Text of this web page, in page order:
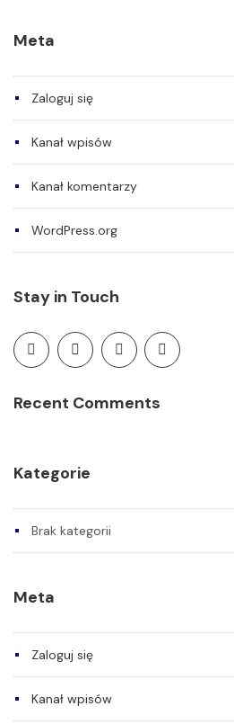
Meta
Zaloguj się
Kanał wpisów
Kanał komentarzy
WordPress.org
Stay in Touch
Recent Comments
Kategorie
Brak kategorii
Meta
Zaloguj się
Kanał wpisów